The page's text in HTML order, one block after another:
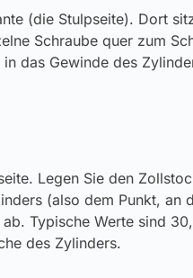
(die Stulpseite). Dort
Schraube quer zum
das Gewinde des
Legen Sie den
(also dem Punkt, an
Typische Werte sind
des Zylinders.